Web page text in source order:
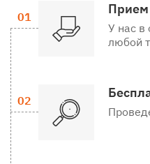
Прием
У нас в
любой